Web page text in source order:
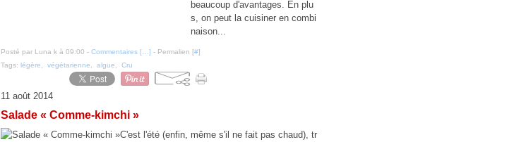
beaucoup d'avantages. En plu
s, on peut la cuisiner en combi
naison...
Posté par Luna k à 09:00 - Commentaires [ ] - Permalien [#]
Tags: légère végétarienne algue Cru
11 août 2014
Salade « Comme-kimchi »
C'est l'été (enfin, même s'il ne fait pas chaud), tr